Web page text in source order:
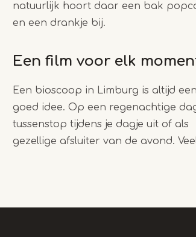
natuurlijk hoort daar een bak
en een drankje bij.
Een film voor elk
Een bioscoop in Limburg is altijd een
goed idee. Op een regenachtige
tussenstop tijdens je dagje uit of als
gezellige afsluiter van de avond.